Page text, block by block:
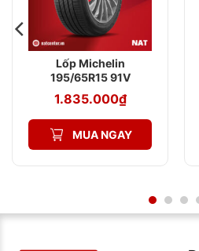
Lốp Michelin
195/65R15 91V
Primacy 4 ST
1.835.000₫
MUA NGAY